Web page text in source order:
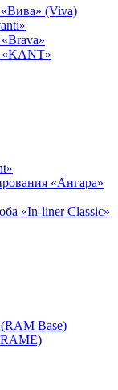
(Viva)
«KANT»
«Ангара»
«In-liner Classic»
Base)